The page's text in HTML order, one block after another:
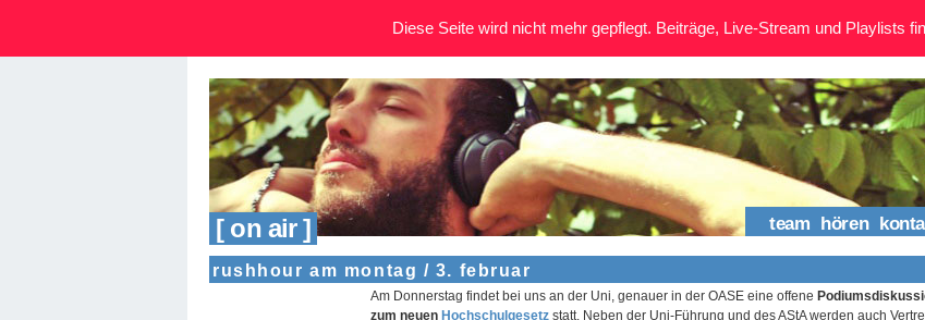
[ on air ] team hören
rushhour am montag / 3. februar
Am Donnerstag findet bei uns an der Uni, genauer in der OASE eine offene
zum neuen Hochschulgesetz statt. Neben der Uni-Führung und des AStA werden auch
Diese Seite wird nicht mehr gepflegt. Beiträge, Live-Stream und Playlists